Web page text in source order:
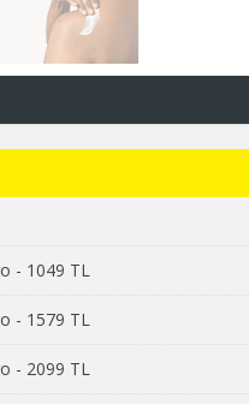
- 1049 TL
- 1579 TL
- 2099 TL